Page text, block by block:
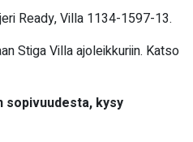
Ready, Villa 1134-1597-13.
Stiga Villa ajoleikkuriin. Katso
sopivuudesta, kysy